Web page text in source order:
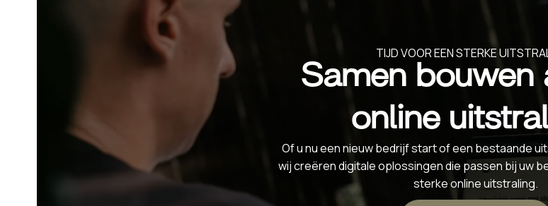
TIJD VOOR EEN STERKE
Samen bouwen
online
Of u nu een nieuw bedrijf start of een bestaande
wij creëren digitale oplossingen die passen bij uw
sterke online uitstraling.